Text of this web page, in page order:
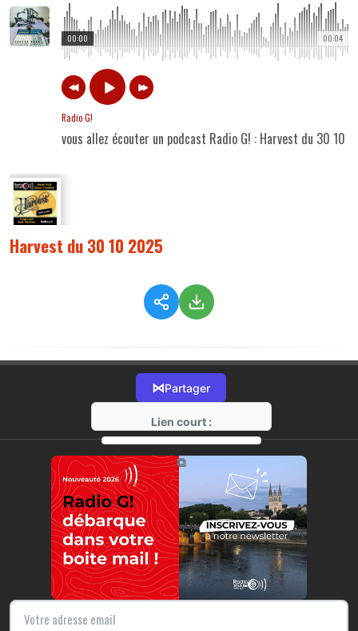
00:04
00:00
Radio G!
vous allez écouter un podcast Radio G! : Harvest du 30 10
Harvest du 30 10 2025
⋈Partager
Lien court :
https://radio-g.fr?19030
⧉